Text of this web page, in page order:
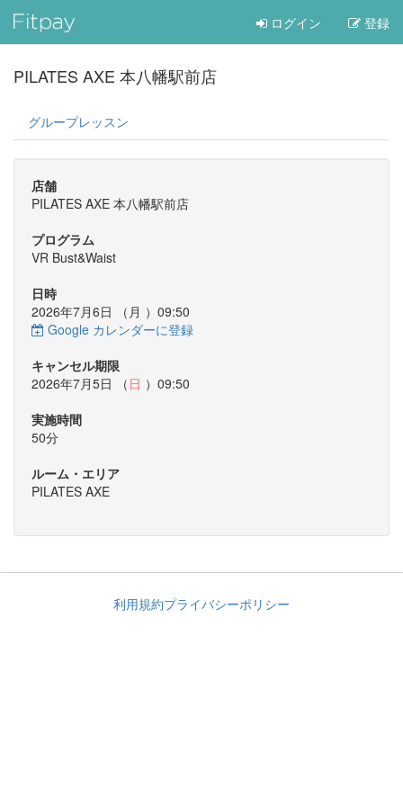
ログイン 登録
PILATES AXE 本八幡駅前店
グループレッスン
店舗
PILATES AXE 本八幡駅前店
プログラム
VR Bust&Waist
日時
2026年7月6日 （ 月 ）09:50
Google カレンダーに登録
キャンセル期限
2026年7月5日 （ 日 ）09:50
実施時間
50分
ルーム・エリア
PILATES AXE
利用規約プライバシーポリシー